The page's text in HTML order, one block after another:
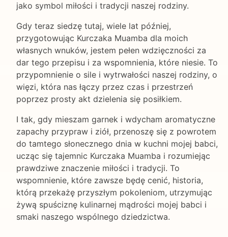
jako symbol miłości i tradycji naszej rodziny.
Gdy teraz siedzę tutaj, wiele lat później,
przygotowując Kurczaka Muamba dla moich
własnych wnuków, jestem pełen wdzięczności za
dar tego przepisu i za wspomnienia, które niesie. To
przypomnienie o sile i wytrwałości naszej rodziny, o
więzi, która nas łączy przez czas i przestrzeń
poprzez prosty akt dzielenia się posiłkiem.
I tak, gdy mieszam garnek i wdycham aromatyczne
zapachy przypraw i ziół, przenoszę się z powrotem
do tamtego słonecznego dnia w kuchni mojej babci,
ucząc się tajemnic Kurczaka Muamba i rozumiejąc
prawdziwe znaczenie miłości i tradycji. To
wspomnienie, które zawsze będę cenić, historia,
którą przekażę przyszłym pokoleniom, utrzymując
żywą spuściznę kulinarnej mądrości mojej babci i
smaki naszego wspólnego dziedzictwa.